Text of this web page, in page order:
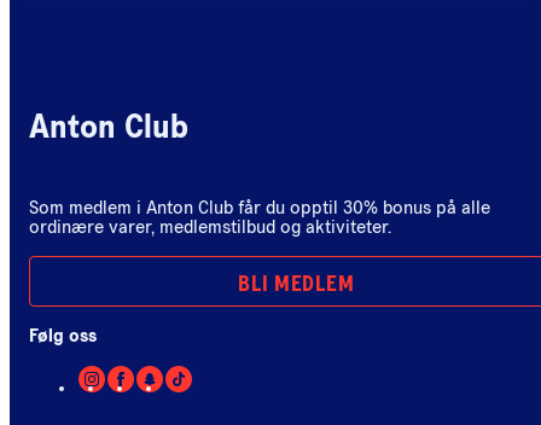
Anton Club
Som medlem i Anton Club får du opptil 30% bonus på alle
ordinære varer, medlemstilbud og aktiviteter.
BLI MEDLEM
Følg oss